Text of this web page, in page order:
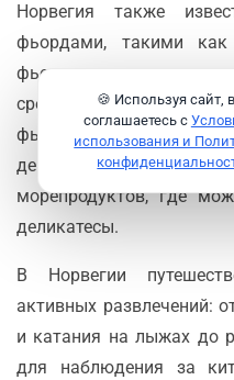
Норвегия также
фьордами, такими как
фьорд, где круизные
среди отвесных скал и
фьордам», —
деревянными
морепродуктов, где
деликатесы.
В Норвегии
активных развлечений:
и катания на лыжах до
для наблюдения за
🍪 Используя сайт,
соглашаетесь с
использования и